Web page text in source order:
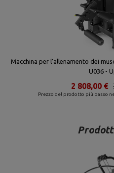
Macchina per l'allenamento dei
U036 -
Prezzo del prodotto più basso
2 808,00 €